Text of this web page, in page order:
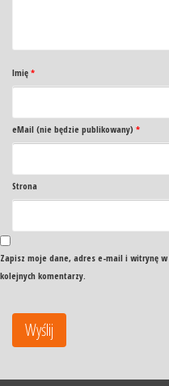
Imię *
eMail (nie będzie publikowany) *
Strona
Zapisz moje dane, adres e-mail i witrynę
kolejnych komentarzy.